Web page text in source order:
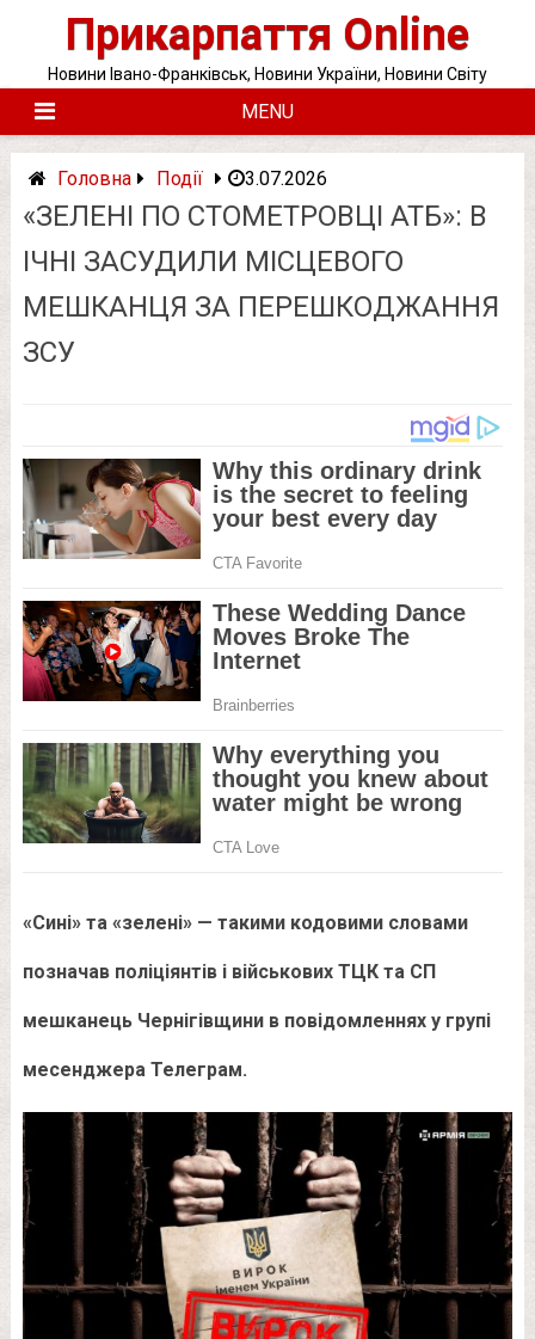
Прикарпаття Online
Новини Івано-Франківськ, Новини України, Новини Світу
MENU
Головна Події 3.07.2026
«ЗЕЛЕНІ ПО СТОМЕТРОВЦІ АТБ»: В
ІЧНІ ЗАСУДИЛИ МІСЦЕВОГО
МЕШКАНЦЯ ЗА ПЕРЕШКОДЖАННЯ
ЗСУ
«Сині» та «зелені» — такими кодовими словами
позначав поліціянтів і військових ТЦК та СП
мешканець Чернігівщини в повідомленнях у групі
месенджера Телеграм.